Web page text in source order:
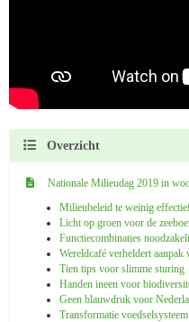
Overzicht
Nationale Milieudag 2019 in
Milieubeleid te weinig
Licht op groen voor de
Functiecombinaties
Wereldcafé verheldert aanpak
Tien tips voor slimme sturing
Handen ineen voor
Geen blauwdruk voor
Transformatie